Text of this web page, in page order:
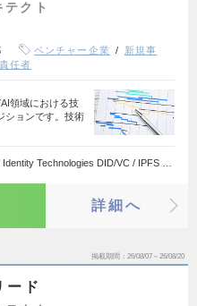
クト
ベンチャー企業
新規事
任者
領域における技
ションです。技術
Technologies DID/VC / IPFS …
詳細へ
掲載期間 26/08/07～26/08/20
ード